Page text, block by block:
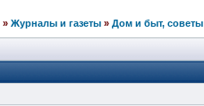
» Журналы и газеты » Дом и быт, советы